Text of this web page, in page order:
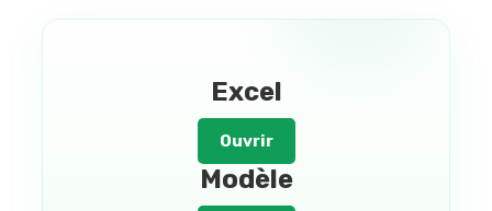
Excel
Ouvrir
Modèle